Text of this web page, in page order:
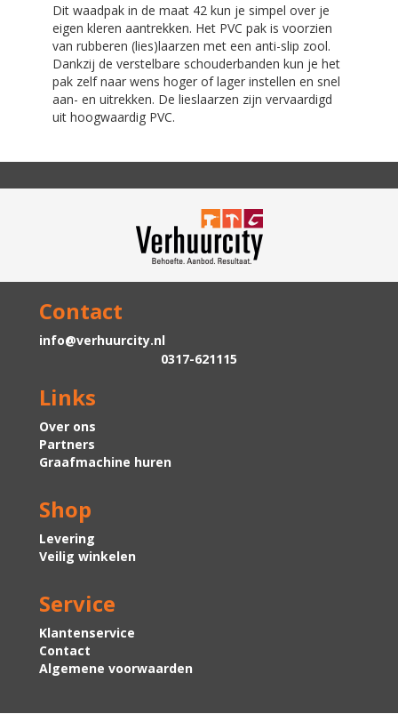
Dit waadpak in de maat 42 kun je simpel over je
eigen kleren aantrekken. Het PVC pak is voorzien
van rubberen (lies)laarzen met een anti-slip zool.
Dankzij de verstelbare schouderbanden kun je het
pak zelf naar wens hoger of lager instellen en snel
aan- en uitrekken. De lieslaarzen zijn vervaardigd
uit hoogwaardig PVC.
Contact
info@verhuurcity.nl
0317-621115
Links
Over ons
Partners
Graafmachine huren
Shop
Levering
Veilig winkelen
Service
Klantenservice
Contact
Algemene voorwaarden